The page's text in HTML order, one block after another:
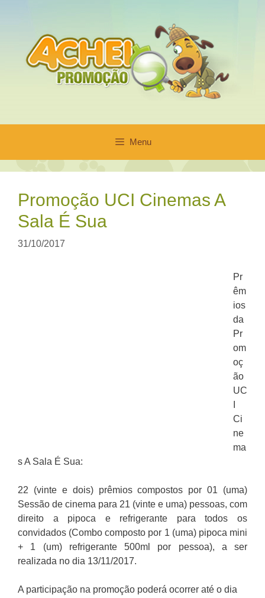
conteúdo
Menu
Promoção UCI Cinemas A
Sala É Sua
31/10/2017
Pr
êm
ios
da
Pr
om
oç
ão
UC
Ci
ne
ma
s A Sala É Sua:
22 (vinte e dois) prêmios compostos por 01 (uma)
Sessão de cinema para 21 (vinte e uma) pessoas, com
direito a pipoca e refrigerante para todos os
convidados (Combo composto por 1 (uma) pipoca mini
+ 1 (um) refrigerante 500ml por pessoa), a ser
realizada no dia 13/11/2017.
A participação na promoção poderá ocorrer até o dia